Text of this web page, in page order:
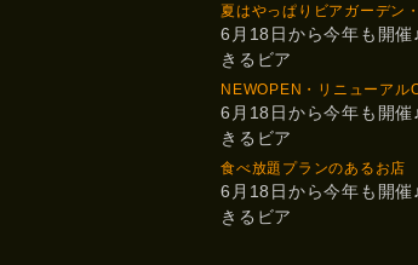
夏はやっぱりビアガーデン
6月18日から今年も開
きるビア
NEWOPEN・リニューアル
6月18日から今年も開
きるビア
食べ放題プランのあるお店
6月18日から今年も開
きるビア